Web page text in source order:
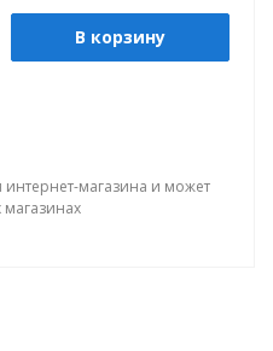
В корзину
интернет-магазина и может
магазинах